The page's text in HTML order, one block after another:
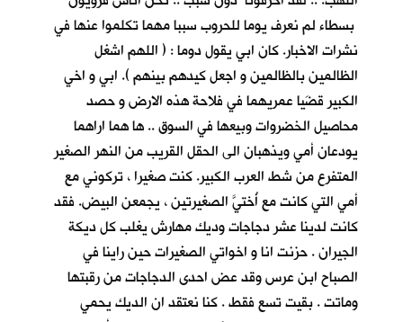
بسطاء لم نعرف يوما للحروب سببا مهما تكلموا عنها في
نشرات الاخبار. كان ابي يقول دوما : ( اللهم اشغل
الظالمين بالظالمين و اجعل كيدهم بينهم ). ابي و اخي
الكبير قضَيا عمريهما في فلاحة هذه الارض و حصد
محاصيل الخضروات وبيعها في السوق .. ها هما اراهما
يودعان أمي ويذهبان الى الحقل القريب من النهر الصغير
المتفرع من شط العرب الكبير. كنت صغيرا ، تركوني مع
أمي التي كانت مع أُختيَّ الصغيرتين ، يجمعن البيض. فقد
كانت لدينا عشر دجاجات وديك مهارش يغلب كل ديكة
الجيران . حزنت انا و اخواتي الصغيرات حين راينا في
الصباح ابن عرس وقد عض احدى الدجاجات من رقبتها
وماتت . بقيت تسع فقط . كنا نعتقد ان الديك يحمي